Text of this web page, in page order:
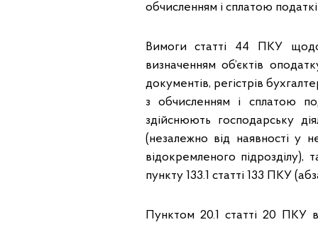
обчисленням і сплатою
Вимоги статті 44 ПКУ щодо
визначенням об’єктів
документів, регістрів
з обчисленням і сплатою
здійснюють господарську
(незалежно від наявності у
відокремленого підрозділу),
пункту 133.1 статті 133 ПКУ
Пунктом 20.1 статті 20 ПКУ